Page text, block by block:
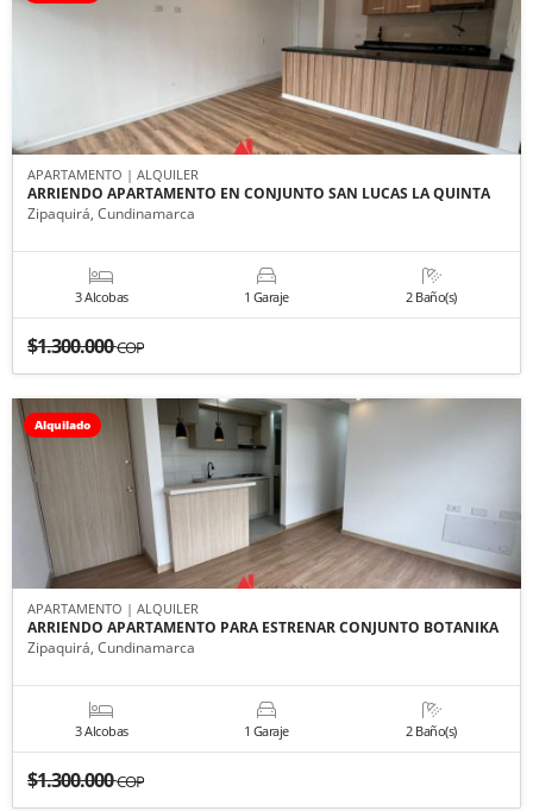
APARTAMENTO | ALQUILER
ARRIENDO APARTAMENTO EN CONJUNTO SAN LUCAS LA QUINTA
Zipaquirá, Cundinamarca
3 Alcobas 1 Garaje 2 Baño(s)
$1.300.000COP
Alquilado
APARTAMENTO | ALQUILER
ARRIENDO APARTAMENTO PARA ESTRENAR CONJUNTO BOTANIKA
Zipaquirá, Cundinamarca
3 Alcobas 1 Garaje 2 Baño(s)
$1.300.000COP